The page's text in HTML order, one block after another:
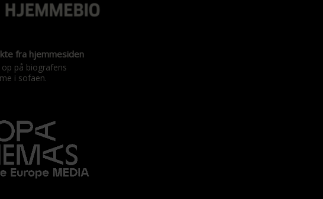
fra hjemmesiden
på biografens
i sofaen.